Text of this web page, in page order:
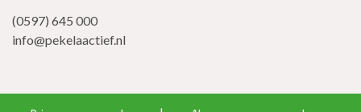
(0597) 645 000
info@pekelaactief.nl